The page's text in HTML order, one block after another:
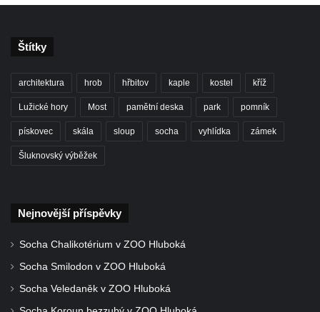
Socha Herkula se saní na nádvoří zámku v
Duchcově
Socha Marse na nádvoří zámku v
Zvěstování Panny Marie v Duchcově
Socha svatého Prokopa u kostela
Štítky
architektura hrob hřbitov kaple kostel kříž
Lužické hory Most pamětní deska park pomník
pískovec skála sloup socha vyhlídka zámek
Šluknovský výběžek
Nejnovější příspěvky
Socha Chalikotérium v ZOO Hluboká
Socha Smilodon v ZOO Hluboká
Socha Veledaněk v ZOO Hluboká